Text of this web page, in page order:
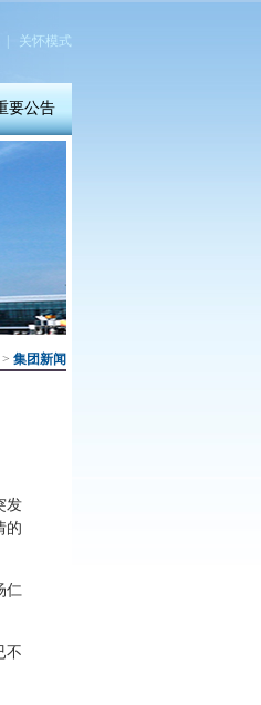
| 关怀模式
要公告
> 集团新闻
发
的
仁
不